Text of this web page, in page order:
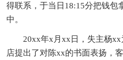
得联系，于当日18:15分把钱包
中。
20xx年x月xx日，失主杨
店提出了对陈xx的书面表扬，